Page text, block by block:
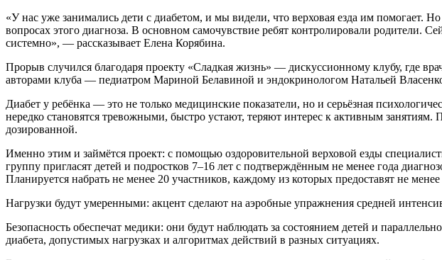
«Унас уже занимались дети с диабетом, и мы видели, что верховая езда им помогает. Но
вопросах этого диагноза. В основном самочувствие ребят контролировали родители.
системно», — рассказывает Елена Корябина.
Прорыв случился благодаря проекту «Сладкая жизнь» — дискуссионному клубу, где
авторами клуба — педиатром Мариной Белавиной и эндокринологом Натальей
Диабет у ребёнка — это не только медицинские показатели, но и серьёзная
нередко становятся тревожными, быстро устают, теряют интерес к активным занятиям.
дозированной.
Именно этим и займётся проект: с помощью оздоровительной верховой езды
группу пригласят детей и подростков 7–16 лет с подтверждённым не менее года
Планируется набрать не менее 20 участников, каждому из которых предоставят не менее
Нагрузки будут умеренными: акцент сделают на аэробные упражнения средней
Безопасность обеспечат медики: они будут наблюдать за состоянием детей и параллельно
диабета, допустимых нагрузках и алгоритмах действий в разных ситуациях.